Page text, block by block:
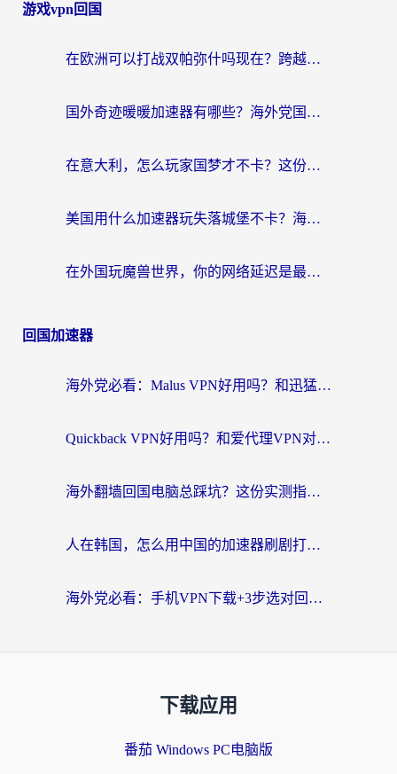
游戏vpn回国
在欧洲可以打战双帕弥什吗现在？跨越延迟墙的实战指南
国外奇迹暖暖加速器有哪些？海外党国服游戏畅玩终极指南（附亲测推荐）
在意大利，怎么玩家国梦才不卡？这份终极加速指南请收好
美国用什么加速器玩失落城堡不卡？海外党亲测有效的国服游戏加速指南
在外国玩魔兽世界，你的网络延迟是最大的敌人
回国加速器
海外党必看：Malus VPN好用吗？和迅猛兔VPN对比哪个回国效果更好？附真实体验与避坑指南
Quickback VPN好用吗？和爱代理VPN对比哪个回国效果更好？
海外翻墙回国电脑总踩坑？这份实测指南帮你选对加速器（附ChickCNinitapMalus对比）
人在韩国，怎么用中国的加速器刷剧打游戏？这份真实体验指南给你答案
海外党必看：手机VPN下载+3步选对回国加速器，无缝刷国内资源不再愁
下载应用
番茄 Windows PC电脑版